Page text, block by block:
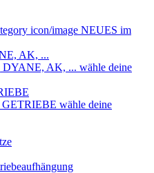
NEUES im
AK, ...
DYANE, AK, ... wähle deine
wähle deine